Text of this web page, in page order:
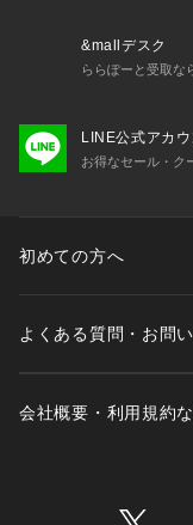
&mallデスク
ららぽーと受取な
LINE公式アカウ
お得なセール・ク
初めての方へ
よくある質問・お問
会社概要・利用規約